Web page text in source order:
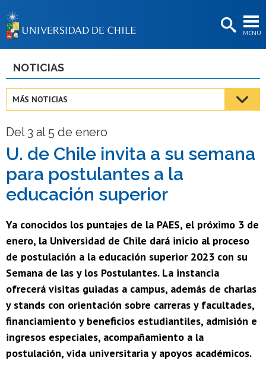
MENÚ
BIBLIOTECAS
Estudiantes
Académicas/os
Funcionarias/os
Egresadas/os
NOTICIAS
MÁS NOTICIAS
Del 3 al 5 de enero
U. de Chile invita a su semana
para postulantes a la
educación superior
Ya conocidos los puntajes de la PAES, el próximo 3 de
enero, la Universidad de Chile dará inicio al proceso
de postulación a la educación superior 2023 con su
Semana de las y los Postulantes. La instancia
ofrecerá visitas guiadas a campus, además de charlas
y stands con orientación sobre carreras y facultades,
financiamiento y beneficios estudiantiles, admisión e
ingresos especiales, acompañamiento a la
postulación, vida universitaria y apoyos académicos.